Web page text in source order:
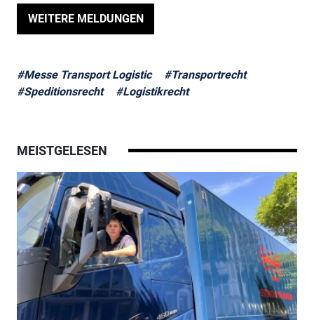
WEITERE MELDUNGEN
#Messe Transport Logistic
#Transportrecht
#Speditionsrecht
#Logistikrecht
MEISTGELESEN